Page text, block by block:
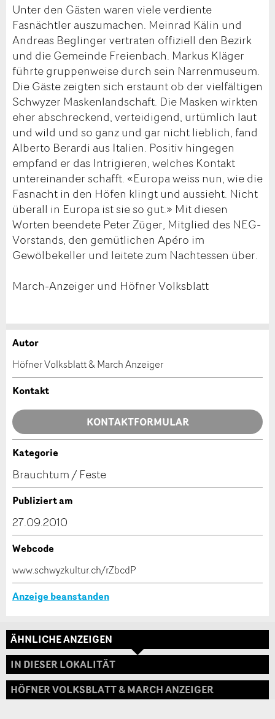
Unter den Gästen waren viele verdiente
Fasnächtler auszumachen. Meinrad Kälin und
Andreas Beglinger vertraten offiziell den Bezirk
und die Gemeinde Freienbach. Markus Kläger
führte gruppenweise durch sein Narrenmuseum.
Die Gäste zeigten sich erstaunt ob der vielfältigen
Schwyzer Maskenlandschaft. Die Masken wirkten
eher abschreckend, verteidigend, urtümlich laut
und wild und so ganz und gar nicht lieblich, fand
Alberto Berardi aus Italien. Positiv hingegen
empfand er das Intrigieren, welches Kontakt
untereinander schafft. «Europa weiss nun, wie die
Fasnacht in den Höfen klingt und aussieht. Nicht
überall in Europa ist sie so gut.» Mit diesen
Worten beendete Peter Züger, Mitglied des NEG-
Vorstands, den gemütlichen Apéro im
Gewölbekeller und leitete zum Nachtessen über.
March-Anzeiger und Höfner Volksblatt
Anzeige beanstanden
Ihr Feedback wird sehr geschätzt!
Allgemeines Feedback
Anzeige nicht mehr gültig
Anzeige unvollständig
* Eingabe erforderlich
Anzeige weiterempfehlen
Empfehlen Sie diese Anzeige an Freunde weiter.
* Eingabe erforderlich
Autor
Höfner Volksblatt & March Anzeiger
Kontakt
KONTAKTFORMULAR
Kontakt
Verfassen Sie eine Nachricht für die Kontaktpersonen
Adresse
Kategorie
Brauchtum / Feste
Publiziert am
27.09.2010
Webcode
www.schwyzkultur.ch/rZbcdP
Anzeige beanstanden
ÄHNLICHE ANZEIGEN
IN DIESER LOKALITÄT
HÖFNER VOLKSBLATT & MARCH ANZEIGER